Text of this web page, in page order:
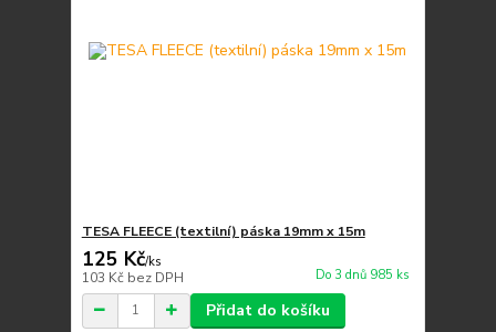
TESA FLEECE (textilní) páska 19mm x 15m
125 Kč/ks
103 Kč bez DPH Do 3 dnů 985 ks
Přidat do košíku